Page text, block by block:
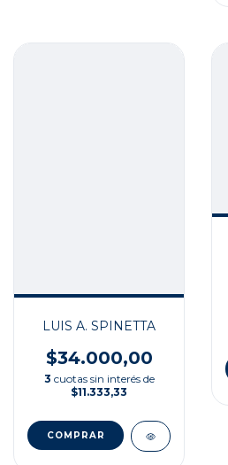
LUIS A. SPINETTA
$34.000,00
3 cuotas sin interés de
$11.333,33